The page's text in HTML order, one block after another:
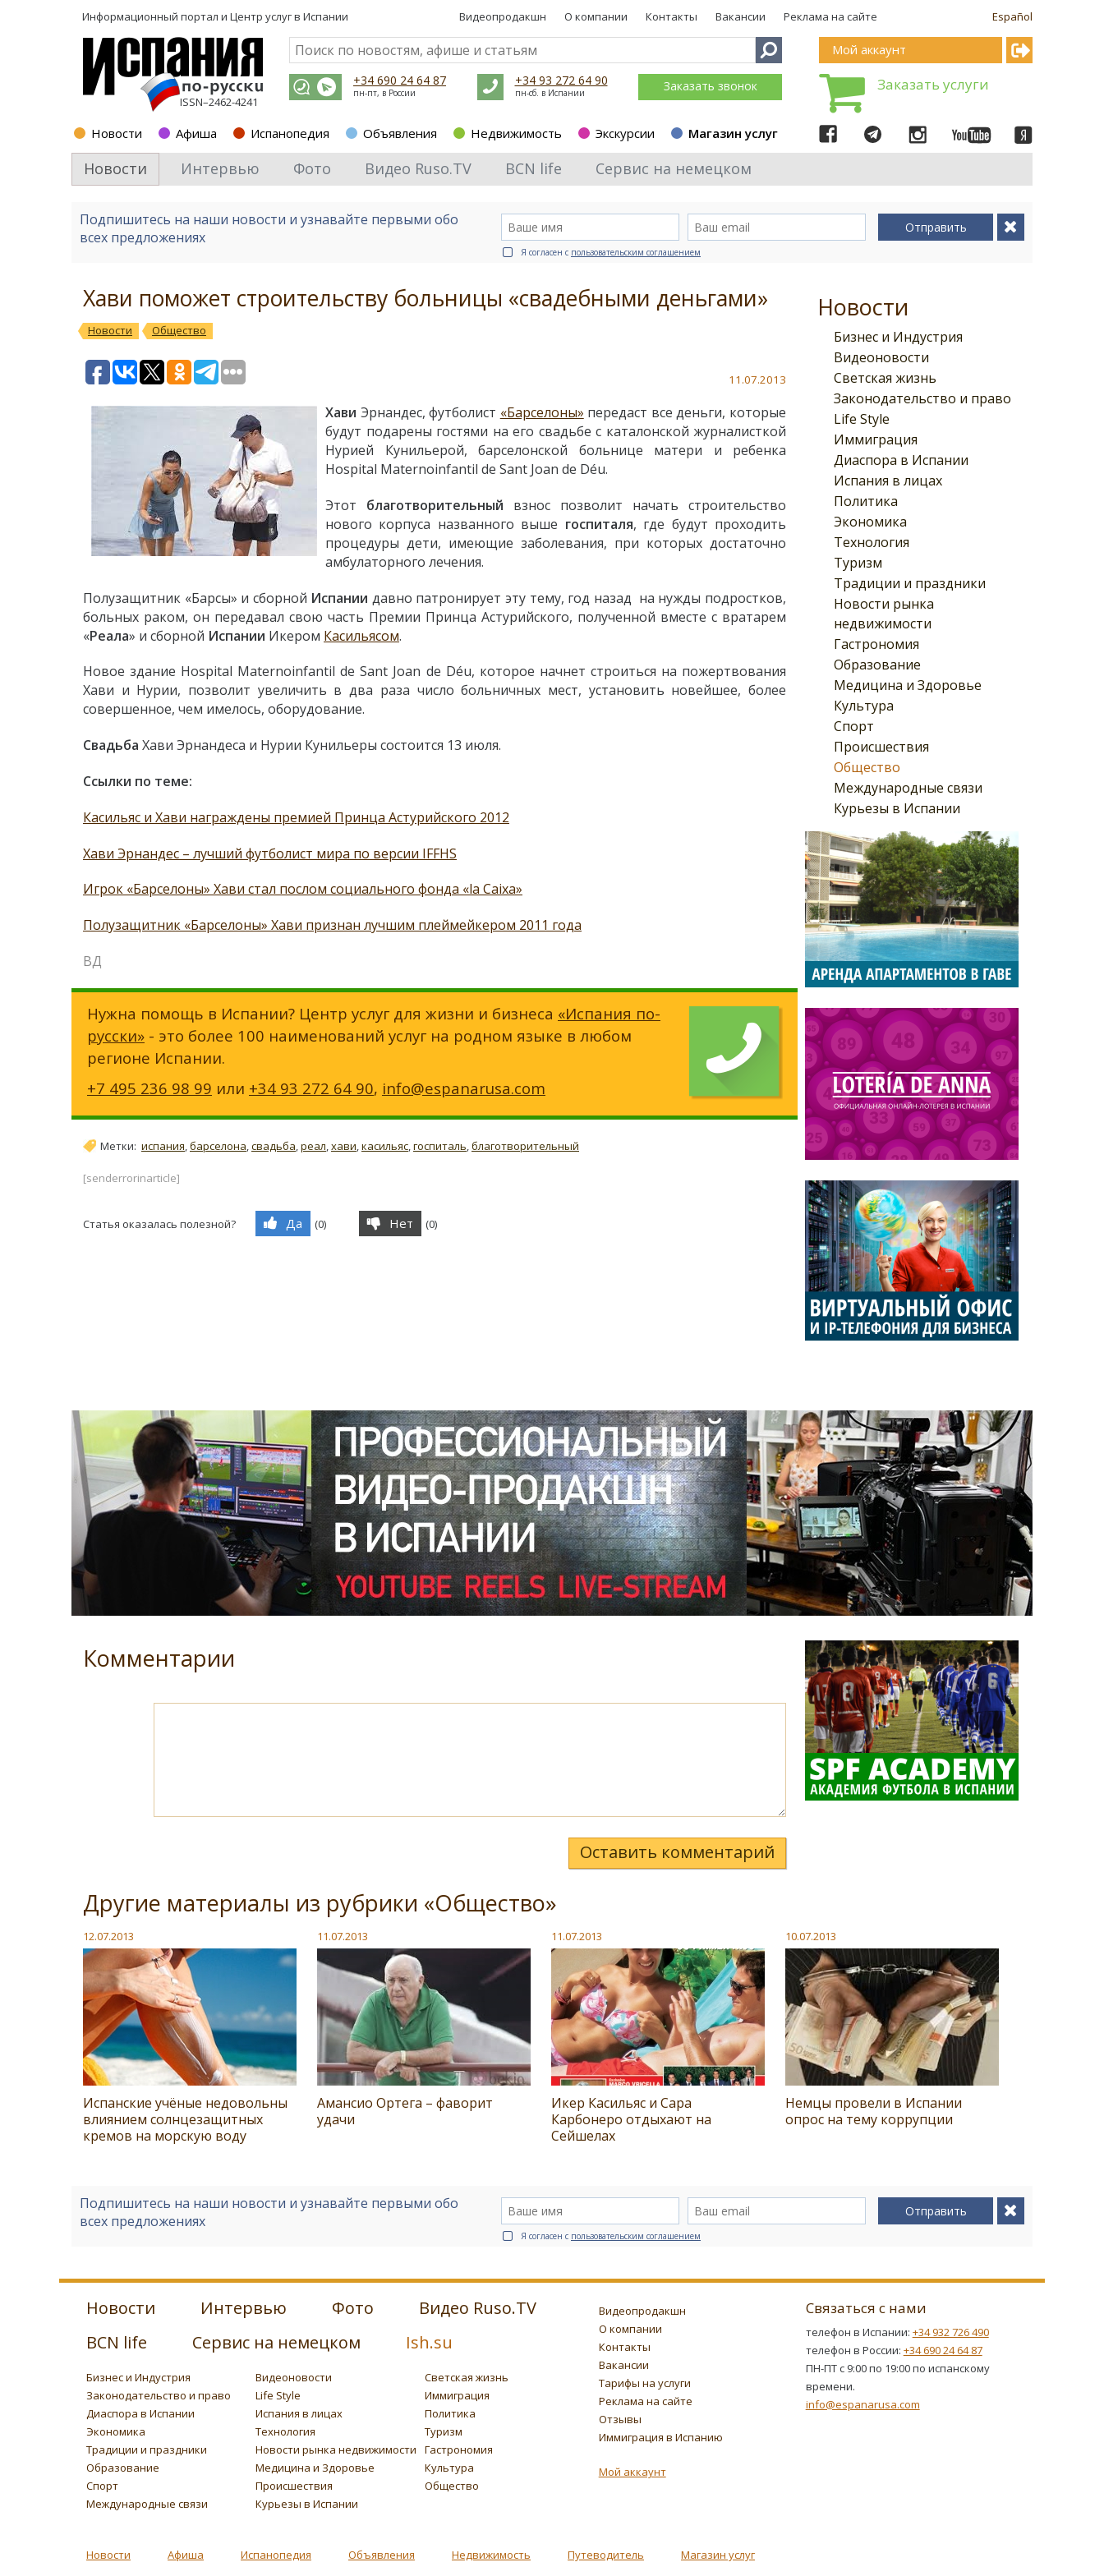
Информационный портал и Центр услуг в Испании Español
Видеопродакшн О компании Контакты Вакансии Реклама на сайте
ISSN–2462-4241
+34 690 24 64 87
пн-пт, в России
+34 93 272 64 90
пн-сб. в Испании Заказать звонок
Новости Афиша Испанопедия Объявления Недвижимость Экскурсии Магазин услуг
Мой аккаунт
Заказать услуги
Новости Интервью Фото Видео Ruso.TV BCN life Сервис на немецком
Подпишитесь на наши новости и узнавайте первыми обо
всех предложениях
Отправить
Я согласен с пользовательским соглашением
Новости
Бизнес и Индустрия
Видеоновости
Светская жизнь
Законодательство и право
Life Style
Иммиграция
Диаспора в Испании
Испания в лицах
Политика
Экономика
Технология
Туризм
Традиции и праздники
Новости рынка
недвижимости
Гастрономия
Образование
Медицина и Здоровье
Культура
Спорт
Происшествия
Общество
Международные связи
Курьезы в Испании
Хави поможет строительству больницы «свадебными деньгами»
Новости Общество
11.07.2013
Хави Эрнандес, футболист «Барселоны» передаст все деньги, которые
будут подарены гостями на его свадьбе с каталонской журналисткой
Нурией Кунильерой, барселонской больнице матери и ребенка
Hospital Maternoinfantil de Sant Joan de Déu.
Этот благотворительный взнос позволит начать строительство
нового корпуса названного выше госпиталя, где будут проходить
процедуры дети, имеющие заболевания, при которых достаточно
амбулаторного лечения.
Полузащитник «Барсы» и сборной Испании давно патронирует эту тему, год назад на нужды подростков,
больных раком, он передавал свою часть Премии Принца Астурийского, полученной вместе с вратарем
«Реала» и сборной Испании Икером Касильясом.
Новое здание Hospital Maternoinfantil de Sant Joan de Déu, которое начнет строиться на пожертвования
Хави и Нурии, позволит увеличить в два раза число больничных мест, установить новейшее, более
совершенное, чем имелось, оборудование.
Свадьба Хави Эрнандеса и Нурии Кунильеры состоится 13 июля.
Ссылки по теме:
Касильяс и Хави награждены премией Принца Астурийского 2012
Хави Эрнандес – лучший футболист мира по версии IFFHS
Игрок «Барселоны» Хави стал послом социального фонда «la Caixa»
Полузащитник «Барселоны» Хави признан лучшим плеймейкером 2011 года
ВД
Нужна помощь в Испании? Центр услуг для жизни и бизнеса «Испания по-
русски» - это более 100 наименований услуг на родном языке в любом
регионе Испании.
+7 495 236 98 99 или +34 93 272 64 90, info@espanarusa.com
Метки: испания,барселона,свадьба,реал,хави,касильяс,госпиталь,благотворительный
[senderrorinarticle]
Статья оказалась полезной? Да (0) Нет (0)
Комментарии
Оставить комментарий
Другие материалы из рубрики «Общество»
12.07.2013
Испанские учёные недовольны
влиянием солнцезащитных
кремов на морскую воду
11.07.2013
Амансио Ортега – фаворит
удачи
11.07.2013
Икер Касильяс и Сара
Карбонеро отдыхают на
Сейшелах
10.07.2013
Немцы провели в Испании
опрос на тему коррупции
Подпишитесь на наши новости и узнавайте первыми обо
всех предложениях
Отправить
Я согласен с пользовательским соглашением
Новости Интервью Фото
Видео Ruso.TV
BCN life
Сервис на немецком Ish.su
Бизнес и Индустрия Видеоновости
Светская жизнь
Законодательство и право
Life Style
Иммиграция
Диаспора в Испании
Испания в лицах
Политика
Экономика
Технология
Туризм
Традиции и праздники
Новости рынка недвижимости
Гастрономия
Образование
Медицина и Здоровье
Культура
Спорт
Происшествия
Общество
Международные связи
Курьезы в Испании
Видеопродакшн
О компании
Контакты
Вакансии
Тарифы на услуги
Реклама на сайте
Отзывы
Иммиграция в Испанию
Мой аккаунт
Связаться с нами
телефон в Испании: +34 932 726 490
телефон в России: +34 690 24 64 87
ПН-ПТ с 9:00 по 19:00 по испанскому
времени.
info@espanarusa.com
Новости Афиша Испанопедия Объявления Недвижимость Путеводитель Магазин услуг